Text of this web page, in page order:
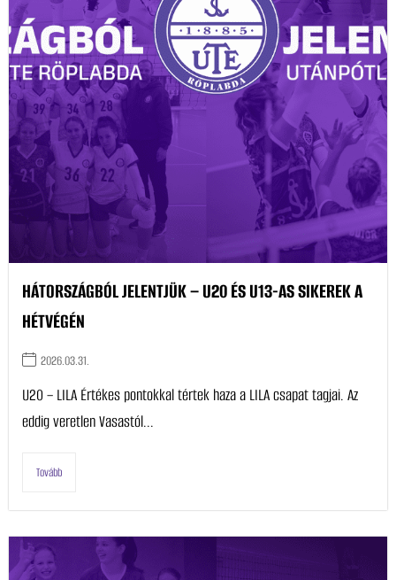
HÁTORSZÁGBÓL JELENTJÜK – U20 ÉS U13-AS SIKEREK A
HÉTVÉGÉN
2026.03.31.
U20 – LILA Értékes pontokkal tértek haza a LILA csapat tagjai. Az
eddig veretlen Vasastól...
Tovább